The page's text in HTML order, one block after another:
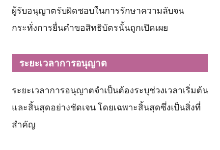
ผู้รับอนุญาตรับผิดชอบในการรักษาความลับจน
กระทั่งการยื่นคำขอสิทธิบัตรนั้นถูกเปิดเผย
ระยะเวลาการอนุญาต
ระยะเวลาการอนุญาตจำเป็นต้องระบุช่วงเวลาเริ่มต้น
และสิ้นสุดอย่างชัดเจน โดยเฉพาะสิ้นสุดซึ่งเป็นสิ่งที่
สำคัญ